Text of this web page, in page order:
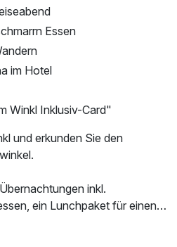
Essen
im Hotel
Winkl Inklusiv-Card"
und erkunden Sie den
inkl.
ein Lunchpaket für einen
sowie einmal original